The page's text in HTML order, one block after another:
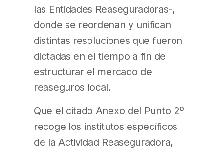
las Entidades Reaseguradoras-,
donde se reordenan y unifican
distintas resoluciones que fueron
dictadas en el tiempo a fin de
estructurar el mercado de
reaseguros local.
Que el citado Anexo del Punto 2º
recoge los institutos específicos
de la Actividad Reaseguradora,